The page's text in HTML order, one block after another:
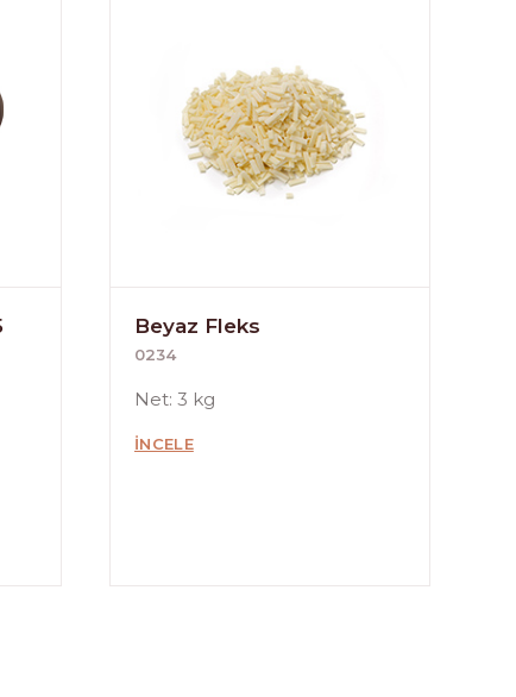
Beyaz Fleks
0234
Net: 3 kg
İNCELE